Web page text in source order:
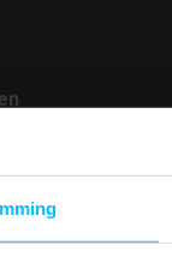
Nederland vanaf €
herroepen